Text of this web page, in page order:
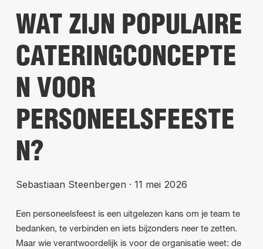
WAT ZIJN POPULAIRE
CATERINGCONCEPTE
N VOOR
PERSONEELSFEESTE
N?
Sebastiaan Steenbergen · 11 mei 2026
Een personeelsfeest is een uitgelezen kans om je team te
bedanken, te verbinden en iets bijzonders neer te zetten.
Maar wie verantwoordelijk is voor de organisatie weet: de